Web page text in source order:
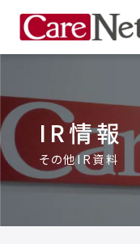
IR情報
その他IR資料